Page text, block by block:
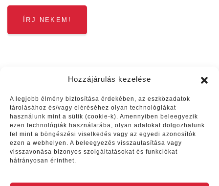
Hozzájárulás kezelése
A legjobb élmény biztosítása érdekében, az eszközadatok
tárolásához és/vagy eléréséhez olyan technológiákat
használunk mint a sütik (cookie-k). Amennyiben beleegyezik
ezen technológiák használatába, olyan adatokat dolgozhatunk
fel mint a böngészési viselkedés vagy az egyedi azonosítók
ezen a webhelyen. A beleegyezés visszautasítása vagy
visszavonása bizonyos szolgáltatásokat és funkciókat
hátrányosan érinthet.
ÍRJ NEKEM!
Vélemények
Fantasztikus hetet töltöttünk az
szigetén, amelyet nagy